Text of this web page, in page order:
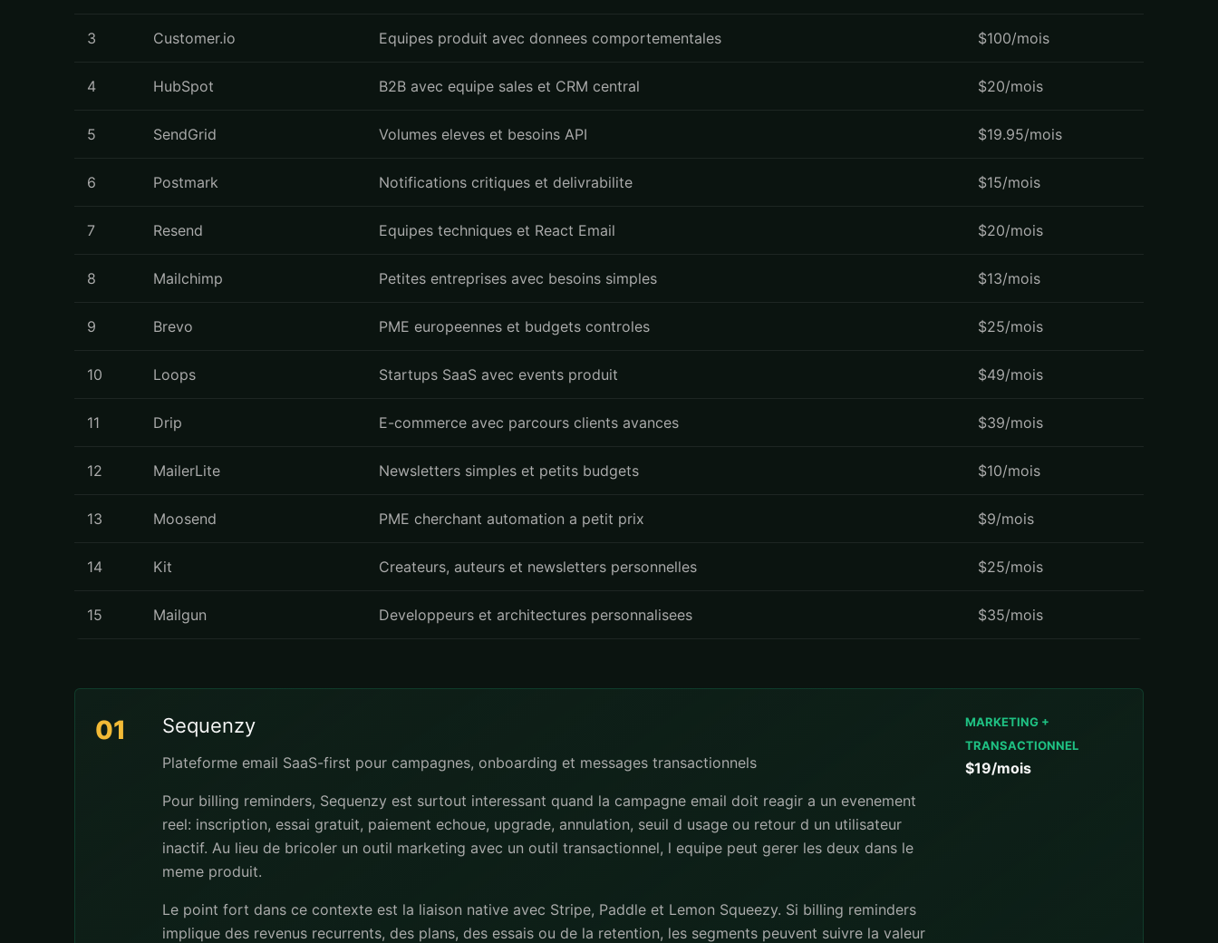
3 Customer.io Equipes produit avec donnees comportementales $100/mois
4 HubSpot B2B avec equipe sales et CRM central $20/mois
5 SendGrid Volumes eleves et besoins API $19.95/mois
6 Postmark Notifications critiques et delivrabilite $15/mois
7 Resend Equipes techniques et React Email $20/mois
8 Mailchimp Petites entreprises avec besoins simples $13/mois
9 Brevo PME europeennes et budgets controles $25/mois
10 Loops Startups SaaS avec events produit $49/mois
11 Drip E-commerce avec parcours clients avances $39/mois
12 MailerLite Newsletters simples et petits budgets $10/mois
13 Moosend PME cherchant automation a petit prix $9/mois
14 Kit Createurs, auteurs et newsletters personnelles $25/mois
15 Mailgun Developpeurs et architectures personnalisees $35/mois
01 Sequenzy
Plateforme email SaaS-first pour campagnes, onboarding et messages transactionnels
Pour billing reminders, Sequenzy est surtout interessant quand la campagne email doit reagir a un evenement
reel: inscription, essai gratuit, paiement echoue, upgrade, annulation, seuil d usage ou retour d un utilisateur
inactif. Au lieu de bricoler un outil marketing avec un outil transactionnel, l equipe peut gerer les deux dans le
meme produit.
Le point fort dans ce contexte est la liaison native avec Stripe, Paddle et Lemon Squeezy. Si billing reminders
implique des revenus recurrents, des plans, des essais ou de la retention, les segments peuvent suivre la valeur
MARKETING +
TRANSACTIONNEL
$19/mois